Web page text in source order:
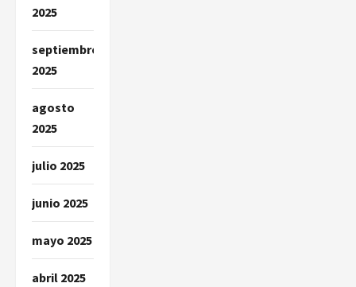
2025
septiembre
2025
agosto
2025
julio 2025
junio 2025
mayo 2025
abril 2025